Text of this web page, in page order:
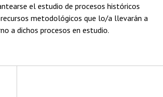
el estudio de procesos históricos
metodológicos que lo/a llevarán a
a dichos procesos en estudio.